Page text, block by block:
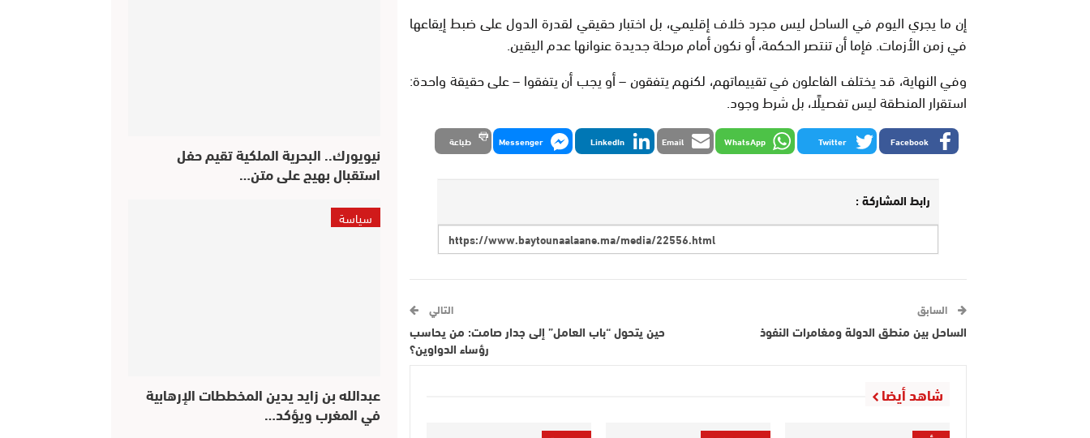
إن ما يجري اليوم في الساحل ليس مجرد خلاف إقليمي، بل اختبار حقيقي لقدرة الدول على ضبط إيقاعها
في زمن الأزمات. فإما أن تنتصر الحكمة، أو نكون أمام مرحلة جديدة عنوانها عدم اليقين.
وفي النهاية، قد يختلف الفاعلون في تقييماتهم، لكنهم يتفقون – أو يجب أن يتفقوا – على حقيقة واحدة:
استقرار المنطقة ليس تفصيلًا، بل شرط وجود.
Facebook
Twitter
WhatsApp
Email
LinkedIn
Messenger طباعة
رابط المشاركة :
السابق
الساحل بين منطق الدولة ومغامرات النفوذ
التالي
حين يتحول “باب العامل” إلى جدار صامت: من يحاسب
رؤساء الدواوين؟
شاهد أيضا
نيويورك.. البحرية الملكية تقيم حفل
استقبال بهيج على متن…
سياسة
عبدالله بن زايد يدين المخططات الإرهابية
في المغرب ويؤكد…